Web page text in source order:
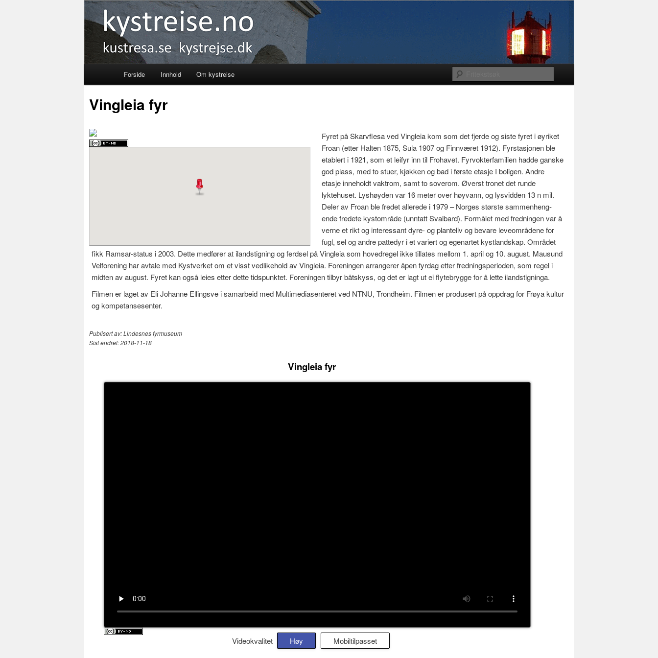
Kystreise
Skip
to
content
Forside Innhold Om kystreise
Vingleia fyr
Fyret på Skarvflesa ved Vingleia kom som det fjerde og siste fyret i øyriket
Froan (etter Halten 1875, Sula 1907 og Finnværet 1912). Fyrstasjonen ble
etablert i 1921, som et leifyr inn til Frohavet. Fyrvokterfamilien hadde ganske
god plass, med to stuer, kjøkken og bad i første etasje I boligen. Andre
etasje inneholdt vaktrom, samt to soverom. Øverst tronet det runde
lyktehuset. Lyshøyden var 16 meter over høyvann, og lysvidden 13 n mil.
Deler av Froan ble fredet allerede i 1979 – Norges største sammenheng­
ende fredete kystområde (unntatt Svalbard). Formålet med fredningen var å
verne et rikt og interessant dyre- og planteliv og bevare leveom­rådene for
fugl, sel og andre pattedyr i et variert og egenartet kystlandskap. Området
fikk Ramsar-status i 2003. Dette medfører at ilandstigning og ferdsel på Vingleia som hovedregel ikke tillates mellom 1. april og 10. august. Mausund
Velforening har avtale med Kystverket om et visst vedlikehold av Vingleia. Foreningen arrangerer åpen fyrdag etter fredningsperioden, som regel i
midten av august. Fyret kan også leies etter dette tidspunktet. Foreningen tilbyr båtskyss, og det er lagt ut ei flytebrygge for å lette ilandstigninga.
Filmen er laget av Eli Johanne Ellingsve i samarbeid med Multimediasenteret ved NTNU, Trondheim. Filmen er produsert på oppdrag for Frøya kultur
og kompetansesenter.
Publisert av:Lindesnes fyrmuseum
Sist endret:2018-11-18
Vingleia fyr
Videokvalitet Høy Mobiltilpasset